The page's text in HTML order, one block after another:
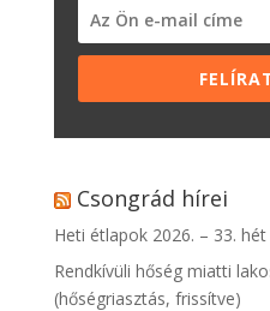
Csongrád hírei
Heti étlapok 2026. – 33. hét
Rendkívüli hőség miatti
(hőségriasztás, frissítve)